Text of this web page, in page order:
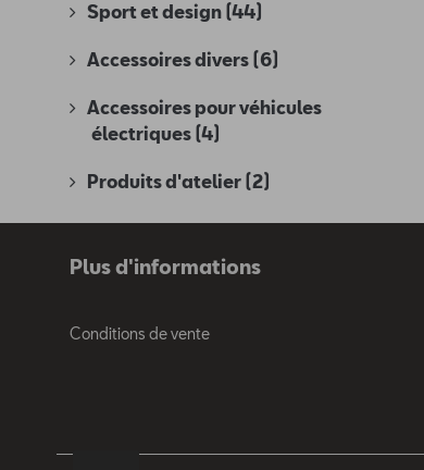
Sport et design (44)
Accessoires divers (6)
Accessoires pour véhicules
électriques (4)
Produits d'atelier (2)
Plus d'informations
Conditions de vente